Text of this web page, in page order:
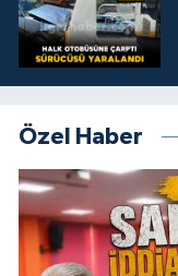
Özel Haber